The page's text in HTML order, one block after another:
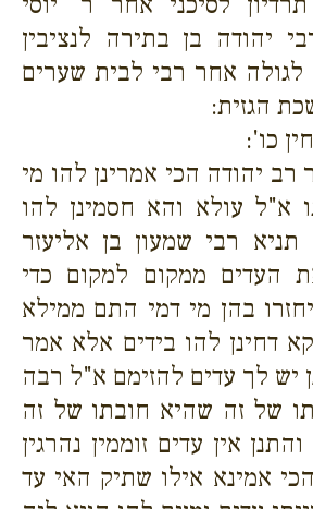
יהודה בן בתירה לנציבין
אחר רבי לבית שערים
הגזית:
כו':
רב יהודה הכי אמרינן להו מי
א"ל עולא והא חסמינן להו
רבי שמעון בן אליעזר
העדים ממקום למקום כדי
בהן מי דמי התם ממילא
דחינן להו בידים אלא אמר
יש לך עדים להזימם א"ל רבה
של זה שהיא חובתו של זה
אין עדים זוממין נהרגין
אמינא אילו שתיק האי עד